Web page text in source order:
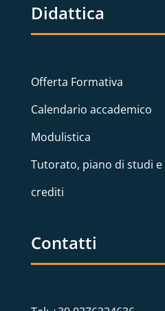
Didattica
Offerta Formativa
Calendario accademico
Modulistica
Tutorato, piano di studi
crediti
Contatti